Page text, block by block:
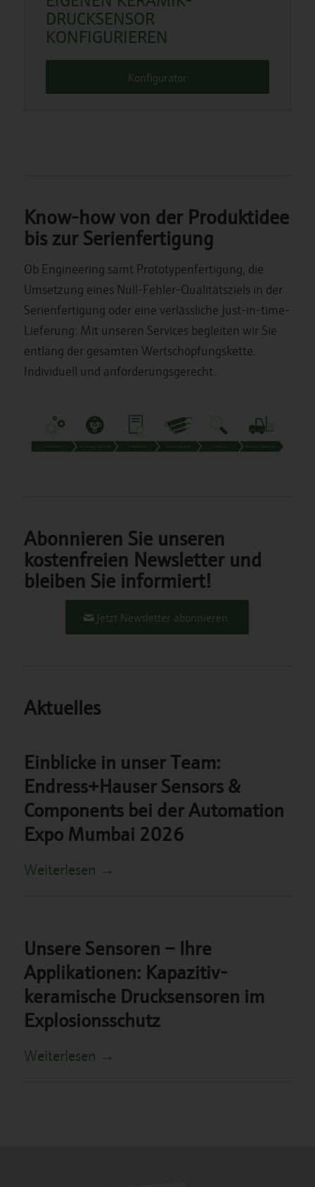
DRUCKSENSOR
KONFIGURIEREN
Konfigurator
Know-how von der Produktidee
bis zur Serienfertigung
Ob Engineering samt Prototypenfertigung, die
Umsetzung eines Null-Fehler-Qualitätsziels in der
Serienfertigung oder eine verlässliche Just-in-time-
Lieferung: Mit unseren Services begleiten wir Sie
entlang der gesamten Wertschöpfungskette.
Individuell und anforderungsgerecht.
Abonnieren Sie unseren
kostenfreien Newsletter und
bleiben Sie informiert!
Jetzt Newsletter abonnieren
Aktuelles
Einblicke in unser Team:
Endress+Hauser Sensors &
Components bei der Automation
Expo Mumbai 2026
Weiterlesen →
Unsere Sensoren – Ihre
Applikationen: Kapazitiv-
keramische Drucksensoren im
Explosionsschutz
Weiterlesen →